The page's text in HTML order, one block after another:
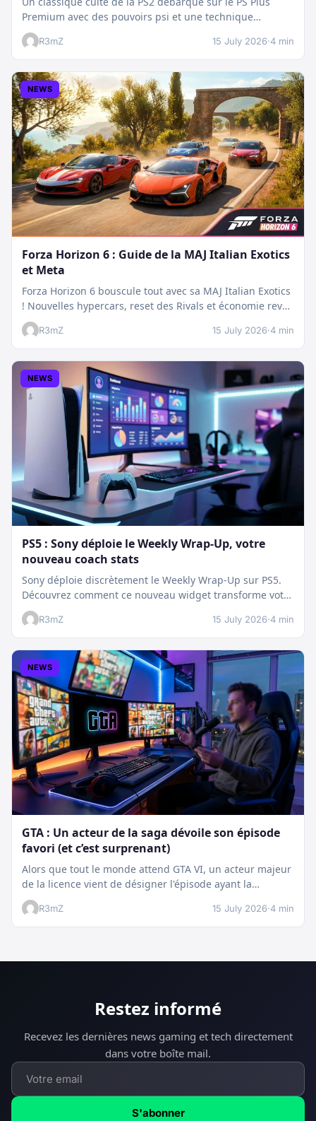
Premium avec des pouvoirs psi et une technique
boostée.…
R3mZ 15 July 2026·4 min
NEWS
Forza Horizon 6 : Guide de la MAJ Italian Exotics
et Meta
Forza Horizon 6 bouscule tout avec sa MAJ Italian Exotics
! Nouvelles hypercars, reset des Rivals et économie revue
:…
R3mZ 15 July 2026·4 min
NEWS
PS5 : Sony déploie le Weekly Wrap-Up, votre
nouveau coach stats
Sony déploie discrètement le Weekly Wrap-Up sur PS5.
Découvrez comment ce nouveau widget transforme votre
dashboard et booste votre suivi…
R3mZ 15 July 2026·4 min
NEWS
GTA : Un acteur de la saga dévoile son épisode
favori (et c’est surprenant)
Alors que tout le monde attend GTA VI, un acteur majeur
de la licence vient de désigner l'épisode ayant la…
R3mZ 15 July 2026·4 min
Restez informé
Recevez les dernières news gaming et tech directement
dans votre boîte mail.
S'abonner